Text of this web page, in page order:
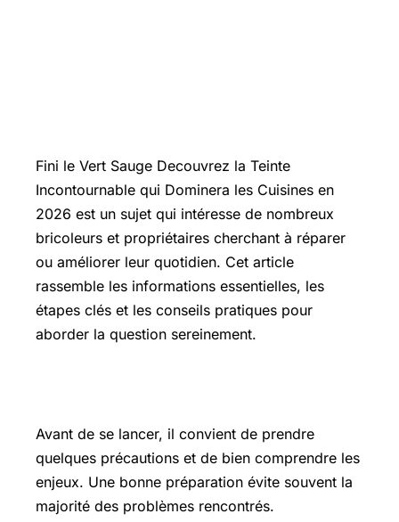
Fini le Vert Sauge Decouvrez la Teinte
Incontournable qui Dominera les Cuisines en
2026 est un sujet qui intéresse de nombreux
bricoleurs et propriétaires cherchant à réparer
ou améliorer leur quotidien. Cet article
rassemble les informations essentielles, les
étapes clés et les conseils pratiques pour
aborder la question sereinement.
Avant de se lancer, il convient de prendre
quelques précautions et de bien comprendre les
enjeux. Une bonne préparation évite souvent la
majorité des problèmes rencontrés.